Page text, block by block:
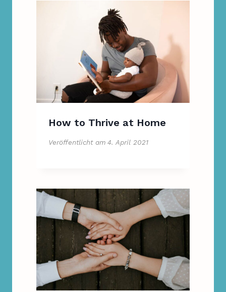
How to Thrive at Home
Veröffentlicht am 4. April 2021